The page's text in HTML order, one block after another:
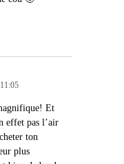
Et
effet pas l’air
ton
plus